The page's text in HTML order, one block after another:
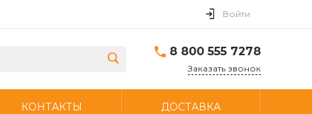
Войти
8 800 555 7278
Заказать звонок
КОНТАКТЫ ДОСТАВКА